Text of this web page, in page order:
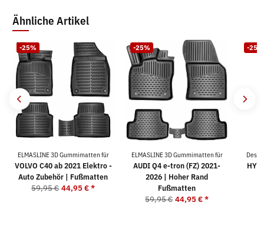
Ähnliche Artikel
-25%
ELMASLINE 3D Gummimatten für
VOLVO C40 ab 2021 Elektro -
Auto Zubehör | Fußmatten
59,95 € 44,95 €*
-25%
ELMASLINE 3D Gummimatten für
AUDI Q4 e-tron (FZ) 2021-
2026 | Hoher Rand
Fußmatten
59,95 € 44,95 €*
-25%